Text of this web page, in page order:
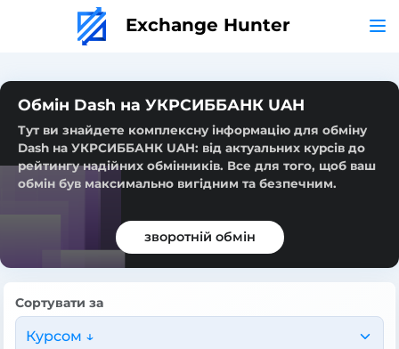
Exchange Hunter
Обмін Dash на УКРСИББАНК UAH
Тут ви знайдете комплексну інформацію для обміну
Dash на УКРСИББАНК UAH: від актуальних курсів до
рейтингу надійних обмінників. Все для того, щоб ваш
обмін був максимально вигідним та безпечним.
зворотній обмін
Сортувати за
Курсом ↓